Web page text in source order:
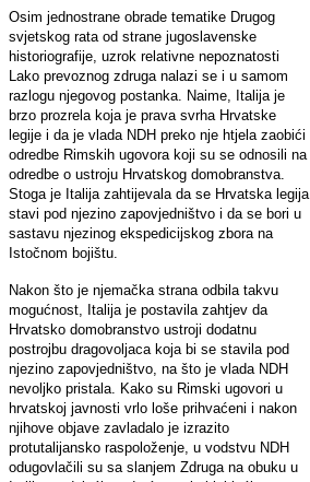
Osim jednostrane obrade tematike Drugog
svjetskog rata od strane jugoslavenske
historiografije, uzrok relativne nepoznatosti
Lako prevoznog zdruga nalazi se i u samom
razlogu njegovog postanka. Naime, Italija je
brzo prozrela koja je prava svrha Hrvatske
legije i da je vlada NDH preko nje htjela zaobići
odredbe Rimskih ugovora koji su se odnosili na
odredbe o ustroju Hrvatskog domobranstva.
Stoga je Italija zahtijevala da se Hrvatska legija
stavi pod njezino zapovjedništvo i da se bori u
sastavu njezinog ekspedicijskog zbora na
Istočnom bojištu.
Nakon što je njemačka strana odbila takvu
mogućnost, Italija je postavila zahtjev da
Hrvatsko domobranstvo ustroji dodatnu
postrojbu dragovoljaca koja bi se stavila pod
njezino zapovjedništvo, na što je vlada NDH
nevoljko pristala. Kako su Rimski ugovori u
hrvatskoj javnosti vrlo loše prihvaćeni i nakon
njihove objave zavladalo je izrazito
protutalijansko raspoloženje, u vodstvu NDH
odugovlačili su sa slanjem Zdruga na obuku u